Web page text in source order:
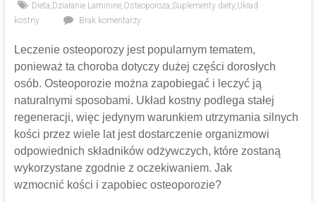
Dieta, Działanie Laminine,Osteoporoza,Suplementy diety,Układ
kostny
Brak komentarzy
Leczenie osteoporozy jest popularnym tematem,
ponieważ ta choroba dotyczy dużej części dorosłych
osób. Osteoporozie można zapobiegać i leczyć ją
naturalnymi sposobami. Układ kostny podlega stałej
regeneracji, więc jedynym warunkiem utrzymania silnych
kości przez wiele lat jest dostarczenie organizmowi
odpowiednich składników odżywczych, które zostaną
wykorzystane zgodnie z oczekiwaniem. Jak
wzmocnić kości i zapobiec osteoporozie?